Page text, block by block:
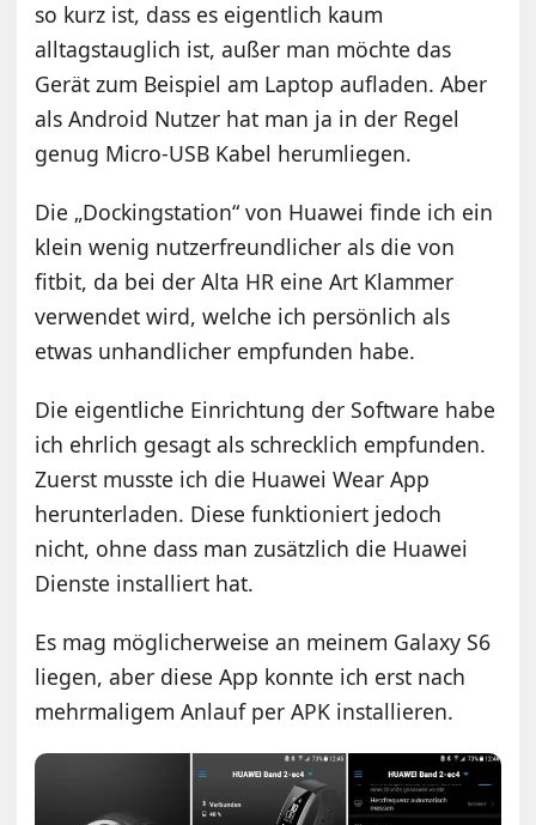
so kurz ist, dass es eigentlich kaum
alltagstauglich ist, außer man möchte das
Gerät zum Beispiel am Laptop aufladen. Aber
als Android Nutzer hat man ja in der Regel
genug Micro-USB Kabel herumliegen.
Die „Dockingstation“ von Huawei finde ich ein
klein wenig nutzerfreundlicher als die von
fitbit, da bei der Alta HR eine Art Klammer
verwendet wird, welche ich persönlich als
etwas unhandlicher empfunden habe.
Die eigentliche Einrichtung der Software habe
ich ehrlich gesagt als schrecklich empfunden.
Zuerst musste ich die Huawei Wear App
herunterladen. Diese funktioniert jedoch
nicht, ohne dass man zusätzlich die Huawei
Dienste installiert hat.
Es mag möglicherweise an meinem Galaxy S6
liegen, aber diese App konnte ich erst nach
mehrmaligem Anlauf per APK installieren.